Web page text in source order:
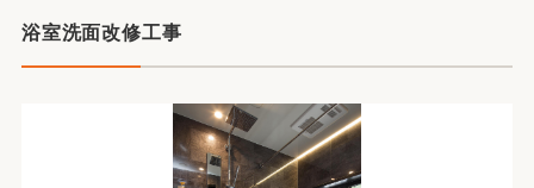
浴室洗面改修工事